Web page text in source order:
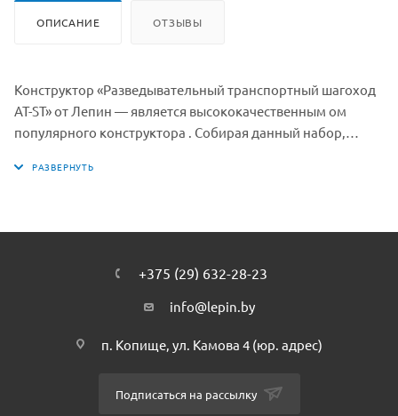
ОПИСАНИЕ ОТЗЫВЫ
Конструктор «Разведывательный транспортный шагоход
AT-ST» от Лепин — является высококачественным ом
популярного конструктора . Собирая данный набор,
ситуации и погрузиться в мир серии Star Wars. Соберите и
+375 (29) 632-28-23
info@lepin.by
п. Копище, ул. Камова 4 (юр. адрес)
Подписаться на рассылку